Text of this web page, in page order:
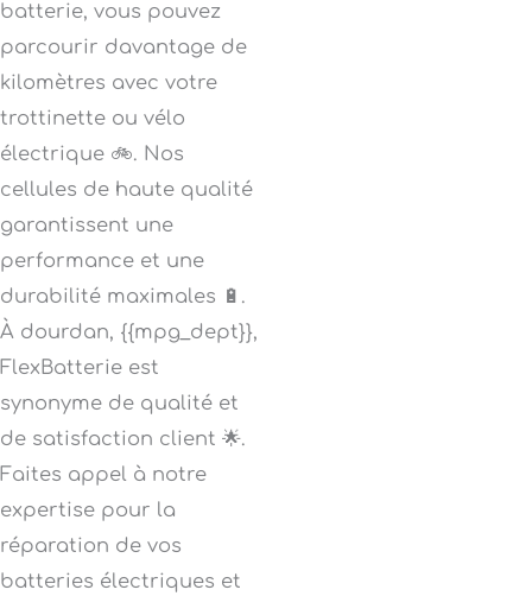
batterie, vous pouvez
parcourir davantage de
kilomètres avec votre
trottinette ou vélo
électrique 🚲. Nos
cellules de haute qualité
garantissent une
performance et une
durabilité maximales 🔋.
À dourdan, {{mpg_dept}},
FlexBatterie est
synonyme de qualité et
de satisfaction client 🌟.
Faites appel à notre
expertise pour la
réparation de vos
batteries électriques et